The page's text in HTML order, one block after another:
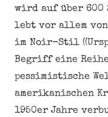
wird auf über 600
lebt vor allem von
im Noir-Stil
Begriff eine
pessimistische
amerikanischen
1950er Jahre